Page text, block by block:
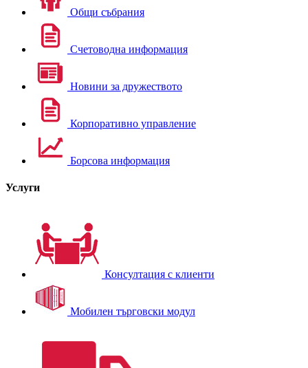
Общи събрания
Счетоводна информация
Новини за дружеството
Корпоративно управление
Борсова информация
Услуги
Консултация с клиенти
Мобилен търговски модул